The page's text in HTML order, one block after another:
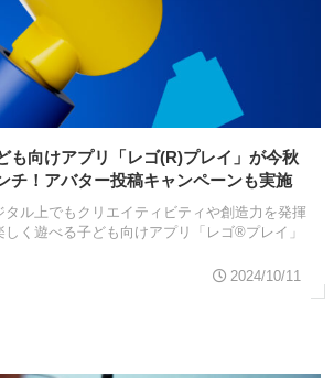
も向けアプリ「レゴ(R)プレイ」が今秋
チ！アバター投稿キャンペーンも実施
タル上でもクリエイティビティや創造力を発揮
しく遊べる子ども向けアプリ「レゴ®プレイ」
2024/10/11